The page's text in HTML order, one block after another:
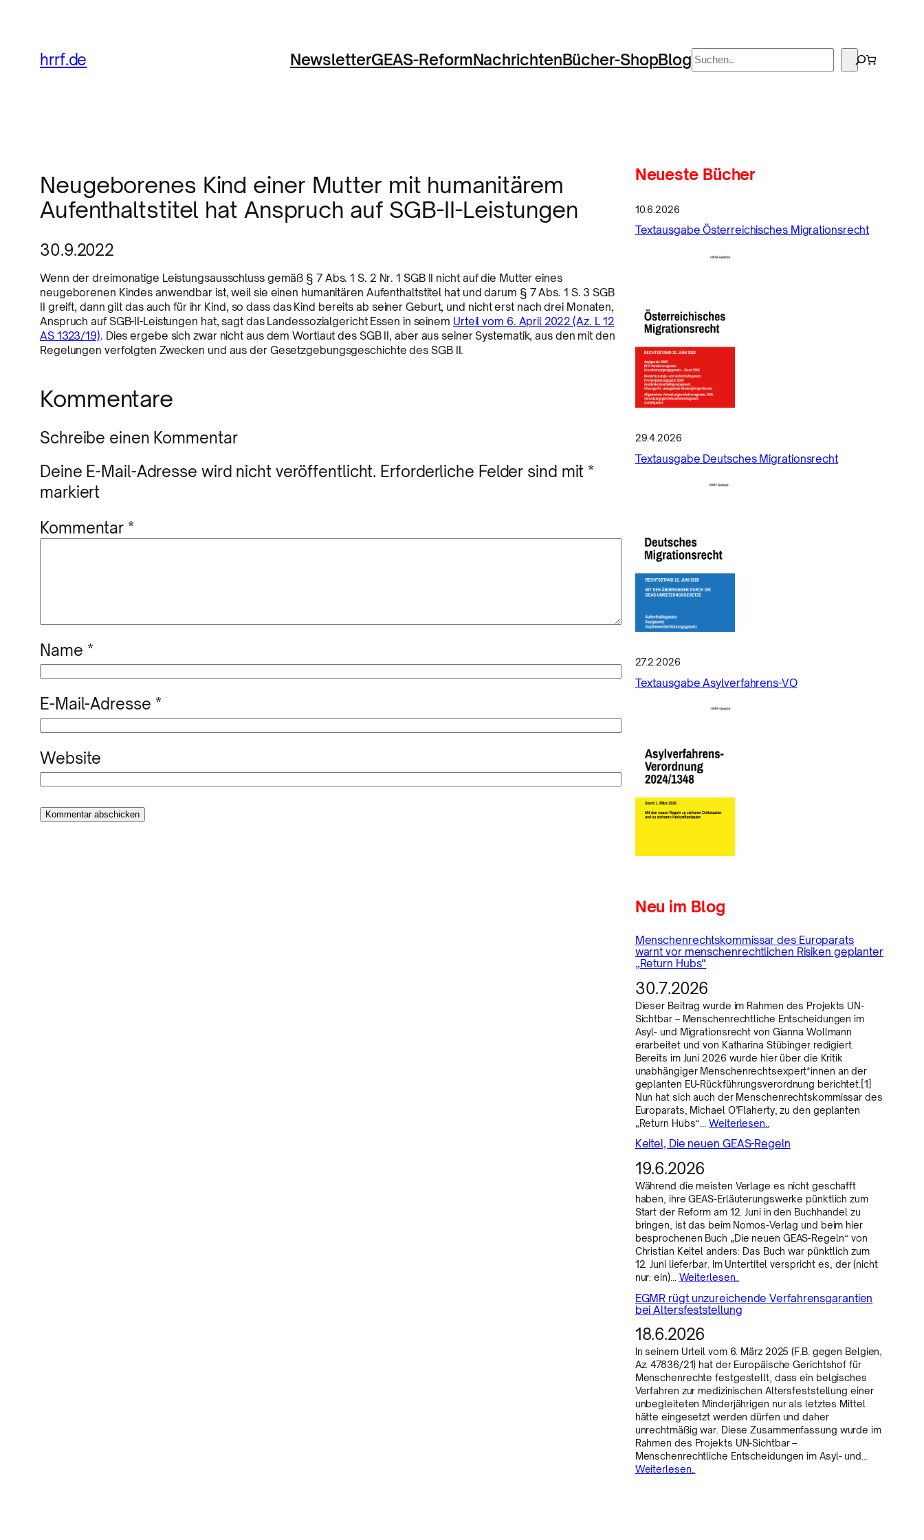
hrrf.de NewsletterGEAS-ReformNachrichtenBücher-ShopBlog Suchen
Neugeborenes Kind einer Mutter mit humanitärem
Aufenthaltstitel hat Anspruch auf SGB-II-Leistungen
30.9.2022
Wenn der dreimonatige Leistungsausschluss gemäß § 7 Abs. 1 S. 2 Nr. 1 SGB II nicht auf die Mutter eines
neugeborenen Kindes anwendbar ist, weil sie einen humanitären Aufenthaltstitel hat und darum § 7 Abs. 1 S. 3 SGB
II greift, dann gilt das auch für ihr Kind, so dass das Kind bereits ab seiner Geburt, und nicht erst nach drei Monaten,
Anspruch auf SGB-II-Leistungen hat, sagt das Landessozialgericht Essen in seinem Urteil vom 6. April 2022 (Az. L 12
AS 1323/19). Dies ergebe sich zwar nicht aus dem Wortlaut des SGB II, aber aus seiner Systematik, aus den mit den
Regelungen verfolgten Zwecken und aus der Gesetzgebungsgeschichte des SGB II.
Kommentare
Schreibe einen Kommentar
Deine E-Mail-Adresse wird nicht veröffentlicht. Erforderliche Felder sind mit *
markiert
Kommentar *
Name *
E-Mail-Adresse *
Website
Neueste Bücher
10.6.2026
Textausgabe Österreichisches Migrationsrecht
29.4.2026
Textausgabe Deutsches Migrationsrecht
27.2.2026
Textausgabe Asylverfahrens-VO
Neu im Blog
Menschenrechtskommissar des Europarats
warnt vor menschenrechtlichen Risiken geplanter
„Return Hubs“
30.7.2026
Dieser Beitrag wurde im Rahmen des Projekts UN-
Sichtbar – Menschenrechtliche Entscheidungen im
Asyl- und Migrationsrecht von Gianna Wollmann
erarbeitet und von Katharina Stübinger redigiert.
Bereits im Juni 2026 wurde hier über die Kritik
unabhängiger Menschenrechtsexpert*innen an der
geplanten EU-Rückführungsverordnung berichtet.[1]
Nun hat sich auch der Menschenrechtskommissar des
Europarats, Michael O’Flaherty, zu den geplanten
„Return Hubs“…Weiterlesen..
Keitel, Die neuen GEAS-Regeln
19.6.2026
Während die meisten Verlage es nicht geschafft
haben, ihre GEAS-Erläuterungswerke pünktlich zum
Start der Reform am 12. Juni in den Buchhandel zu
bringen, ist das beim Nomos-Verlag und beim hier
besprochenen Buch „Die neuen GEAS-Regeln“ von
Christian Keitel anders: Das Buch war pünktlich zum
12. Juni lieferbar. Im Untertitel verspricht es, der (nicht
nur: ein)… Weiterlesen..
EGMR rügt unzureichende Verfahrensgarantien
bei Altersfeststellung
18.6.2026
In seinem Urteil vom 6. März 2025 (F.B. gegen Belgien,
Az. 47836/21) hat der Europäische Gerichtshof für
Menschenrechte festgestellt, dass ein belgisches
Verfahren zur medizinischen Altersfeststellung einer
unbegleiteten Minderjährigen nur als letztes Mittel
hätte eingesetzt werden dürfen und daher
unrechtmäßig war. Diese Zusammenfassung wurde im
Rahmen des Projekts UN-Sichtbar –
Menschenrechtliche Entscheidungen im Asyl- und…
Weiterlesen..